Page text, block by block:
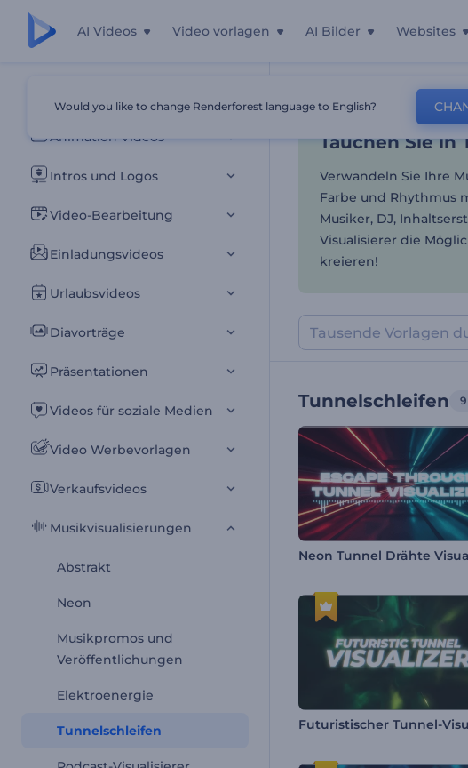
AI Videos Video vorlagen AI Bilder Websites
Alle Vorlagen
Animation Videos
Intros und Logos
Video-Bearbeitung
Einladungsvideos
Urlaubsvideos
Diavorträge
Präsentationen
Videos für soziale Medien
Video Werbevorlagen
Verkaufsvideos
Musikvisualisierungen
Abstrakt
Neon
Musikpromos und
Veröffentlichungen
Elektroenergie
Tunnelschleifen
Tauchen
Startseite
Tauchen Sie
Verwandeln Sie Ihre
Farbe und Rhythmus
Musiker, DJ,
Visualisierer die
kreieren!
Tunnelschleifen 9
Would you like to change Renderforest language to English?